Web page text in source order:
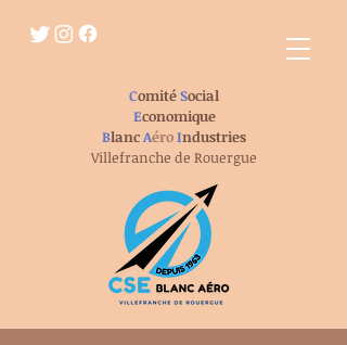
ComitéSocial
Economique
BlancAéroIndustries
Villefranche de Rouergue